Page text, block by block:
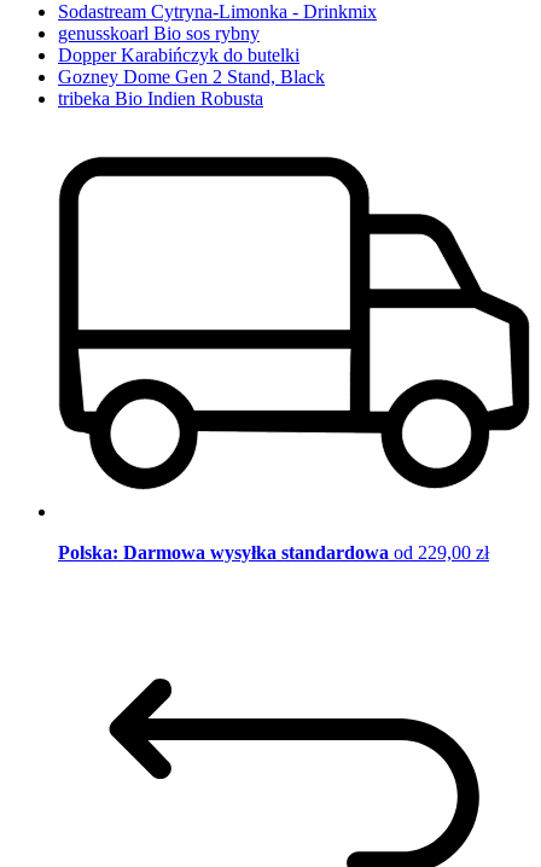
Sodastream Cytryna-Limonka - Drinkmix
genusskoarl Bio sos rybny
Dopper Karabińczyk do butelki
Gozney Dome Gen 2 Stand, Black
tribeka Bio Indien Robusta
Polska: Darmowa wysyłka standardowa od 229,00 zł